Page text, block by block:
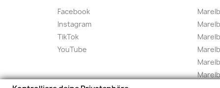
Facebook
Instagram
TikTok
YouTube